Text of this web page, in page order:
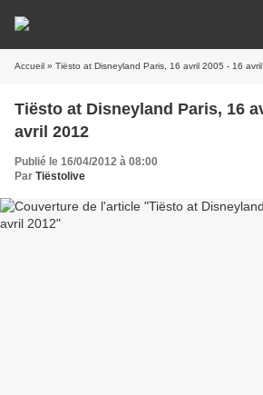
Accueil » Tiësto at Disneyland Paris, 16 avril 2005 - 16
Tiësto at Disneyland Paris, 16
avril 2012
Publié le 16/04/2012 à 08:00
Par Tiëstolive